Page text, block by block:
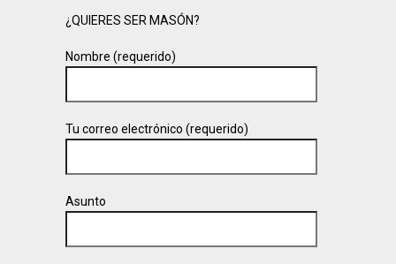
¿QUIERES SER MASÓN?
Nombre (requerido)
Tu correo electrónico (requerido)
Asunto